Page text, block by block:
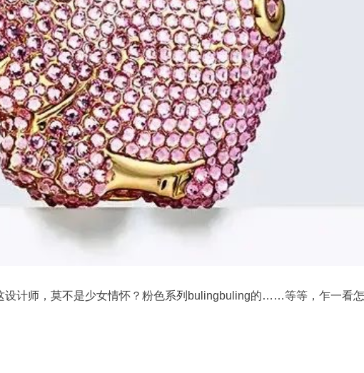
设计师，莫不是少女情怀？粉色系列bulingbuling的……等等，乍一看